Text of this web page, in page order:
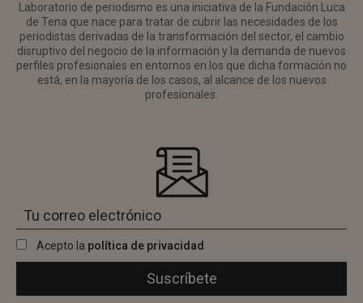
Laboratorio de periodismo es una iniciativa de la Fundación Luca
de Tena que nace para tratar de cubrir las necesidades de los
periodistas derivadas de la transformación del sector, el cambio
disruptivo del negocio de la información y la demanda de nuevos
perfiles profesionales en entornos en los que dicha formación no
está, en la mayoría de los casos, al alcance de los nuevos
profesionales.
Acepto la política de privacidad